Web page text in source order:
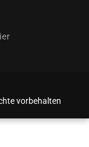
vorbehalten